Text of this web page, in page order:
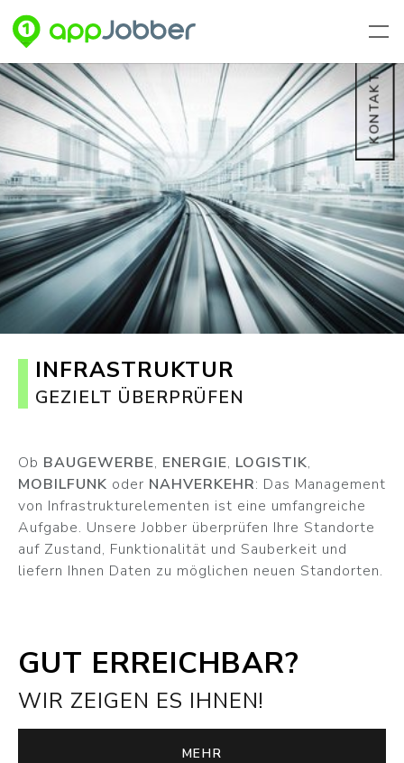
Zum Hauptinhalt springen
INFRASTRUKTUR
GEZIELT ÜBERPRÜFEN
Ob BAUGEWERBE, ENERGIE, LOGISTIK,
MOBILFUNK oder NAHVERKEHR: Das Management
von Infrastrukturelementen ist eine umfangreiche
Aufgabe. Unsere Jobber überprüfen Ihre Standorte
auf Zustand, Funktionalität und Sauberkeit und
liefern Ihnen Daten zu möglichen neuen Standorten.
GUT ERREICHBAR?
WIR ZEIGEN ES IHNEN!
MEHR
KONTAKT